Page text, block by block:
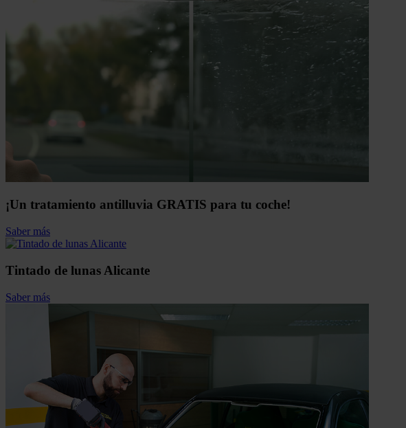
¡Un tratamiento antilluvia GRATIS para tu coche!
Saber más
Tintado de lunas Alicante
Saber más